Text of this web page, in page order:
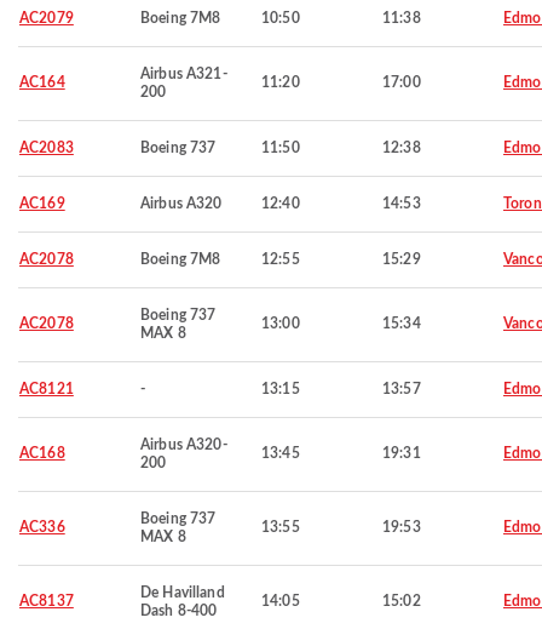
AC2079 Boeing 7M8 10:50 11:38
AC164
Airbus A321-
200
11:20 17:00
AC2083 Boeing 737 11:50 12:38
AC169 Airbus A320 12:40 14:53
AC2078 Boeing 7M8 12:55 15:29
AC2078
Boeing 737
MAX 8
13:00 15:34
AC8121 - 13:15 13:57
AC168
Airbus A320-
200
13:45 19:31
AC336
Boeing 737
MAX 8
13:55 19:53
AC8137
De Havilland
Dash 8-400
14:05 15:02